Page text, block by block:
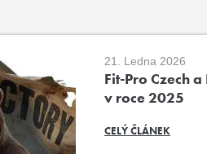
21. Ledna 2026
Fit-Pro Czech
v roce 2025
CELÝ ČLÁNEK